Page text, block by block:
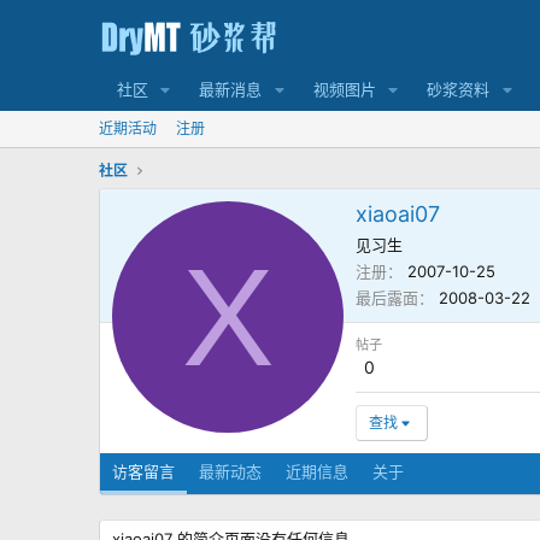
社区 最新消息 视频图片 砂浆资料
近期活动 注册
社区
X
xiaoai07
见习生
注册
2007-10-25
最后露面
2008-03-22
帖子
0
查找
访客留言 最新动态 近期信息 关于